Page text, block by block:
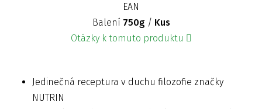
EAN
Balení 750g / Kus
Otázky k tomuto produktu
Jedinečná receptura v duchu filozofie značky
NUTRIN